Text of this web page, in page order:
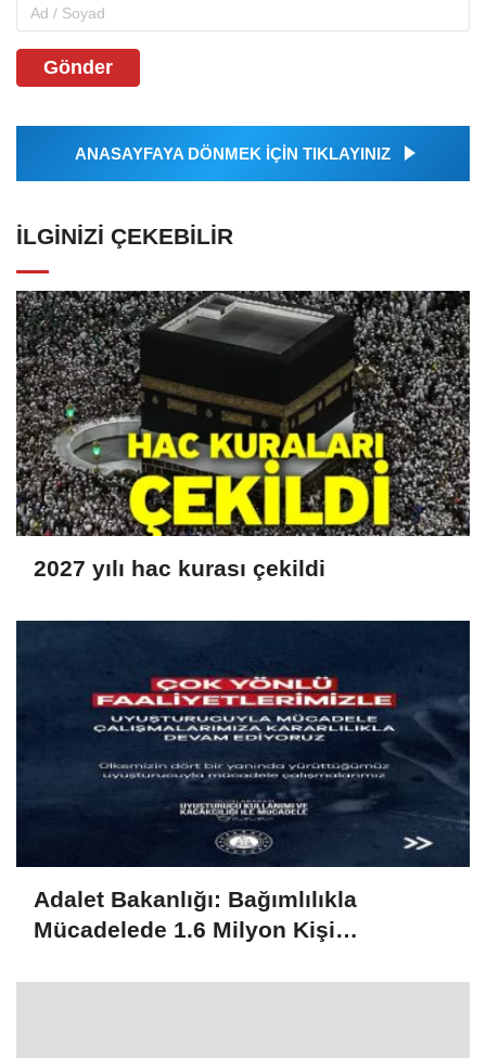
Gönder
ANASAYFAYA DÖNMEK İÇİN TIKLAYINIZ
İLGINIZI ÇEKEBILIR
2027 yılı hac kurası çekildi
Adalet Bakanlığı: Bağımlılıkla
Mücadelede 1.6 Milyon Kişi